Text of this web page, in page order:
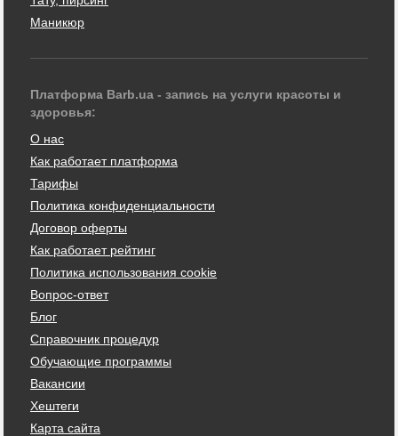
Маникюр
Платформа Barb.ua - запись на услуги красоты и
здоровья:
О нас
Как работает платформа
Тарифы
Политика конфиденциальности
Договор оферты
Как работает рейтинг
Политика использования cookie
Вопрос-ответ
Блог
Справочник процедур
Обучающие программы
Вакансии
Хештеги
Карта сайта